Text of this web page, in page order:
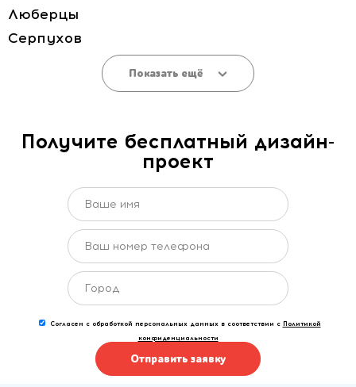
Люберцы
Серпухов
Показать ещё
Получите бесплатный дизайн-
проект
Согласен с обработкой персональных данных в соответствии с Политикой
конфиденциальности
Отправить заявку